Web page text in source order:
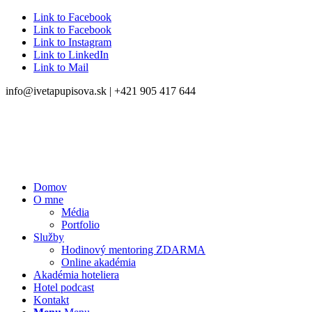
Link to Facebook
Link to Facebook
Link to Instagram
Link to LinkedIn
Link to Mail
info@ivetapupisova.sk | +421 905 417 644
Domov
O mne
Média
Portfolio
Služby
Hodinový mentoring ZDARMA
Online akadémia
Akadémia hoteliera
Hotel podcast
Kontakt